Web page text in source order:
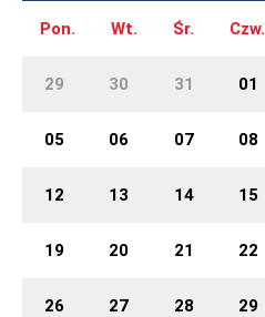
Pon. Wt. Śr. Czw.
29 30 31 01
05 06 07 08
12 13 14 15
19 20 21 22
26 27 28 29